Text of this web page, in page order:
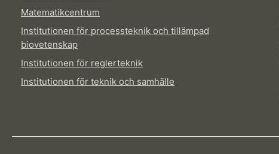
Matematikcentrum
Institutionen för processteknik och tillämpad
biovetenskap
Institutionen för reglerteknik
Institutionen för teknik och samhälle